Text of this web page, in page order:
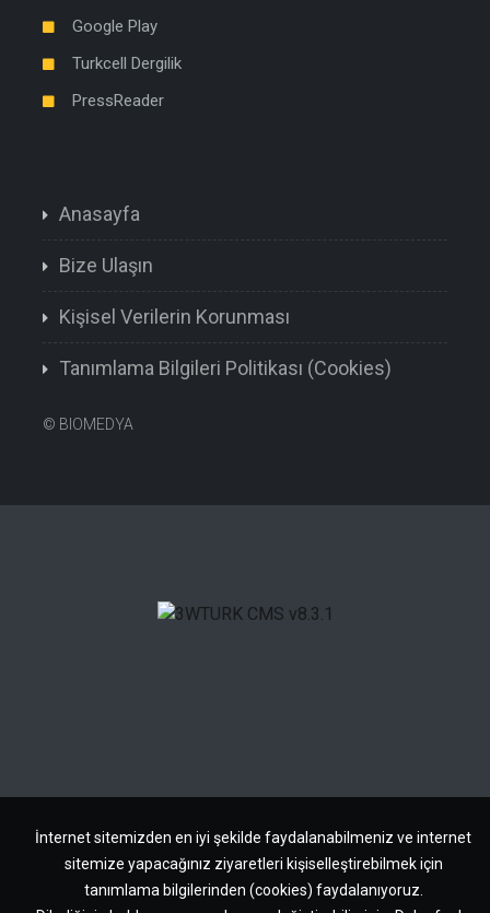
İnternet sitemizden en iyi şekilde faydalanabilmeniz ve internet
sitemize yapacağınız ziyaretleri kişiselleştirebilmek için
tanımlama bilgilerinden (cookies) faydalanıyoruz.
Google Play
Turkcell Dergilik
PressReader
Anasayfa
Bize Ulaşın
Kişisel Verilerin Korunması
Tanımlama Bilgileri Politikası (Cookies)
© BIOMEDYA